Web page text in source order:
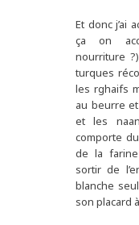
Et donc j’ai
ça on
nourriture
turques
les rghaifs
au beurre
et les
comporte
de la farine
sortir de
blanche
son placard